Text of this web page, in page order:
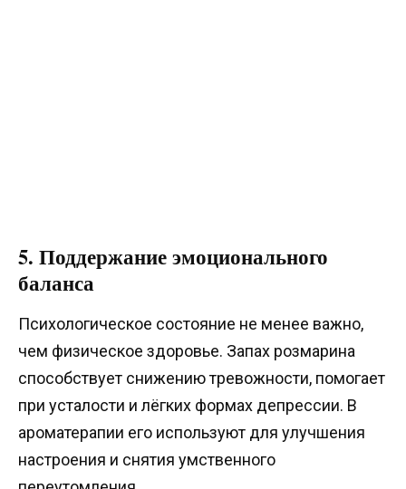
5. Поддержание эмоционального
баланса
Психологическое состояние не менее важно,
чем физическое здоровье. Запах розмарина
способствует снижению тревожности, помогает
при усталости и лёгких формах депрессии. В
ароматерапии его используют для улучшения
настроения и снятия умственного